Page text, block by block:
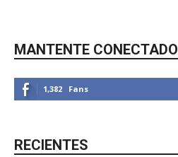
MANTENTE CONECTADO
1,382 Fans
RECIENTES